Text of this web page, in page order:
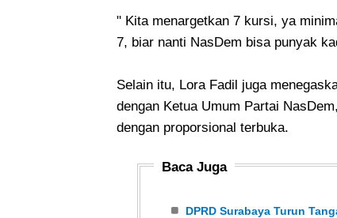
" Kita menargetkan 7 kursi, ya
7, biar nanti NasDem bisa punyak
Selain itu, Lora Fadil juga
dengan Ketua Umum Partai
dengan proporsional terbuka.
Baca Juga
DPRD Surabaya Turun